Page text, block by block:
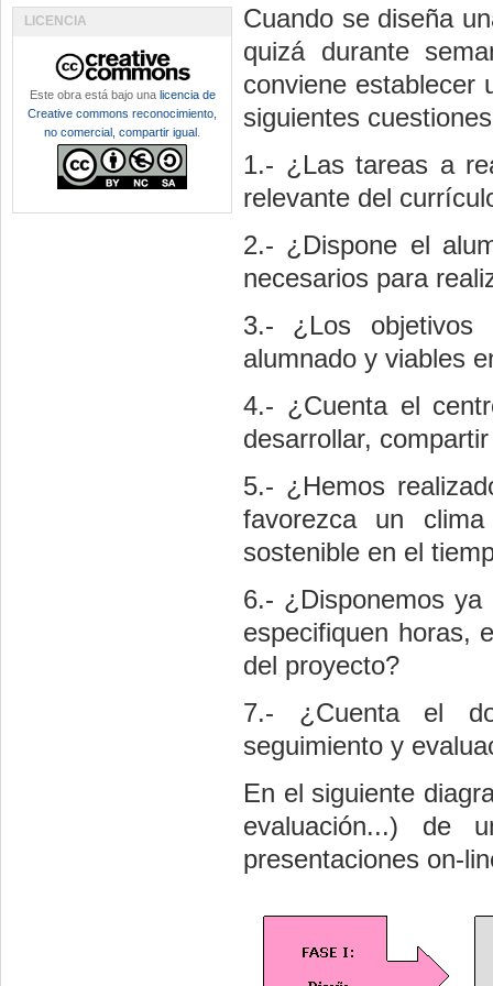
Cuando se diseña
quizá durante
conviene establecer
siguientes
1.- ¿Las tareas a
relevante del
2.- ¿Dispone el
necesarios para
3.- ¿Los objetivos
alumnado y viables
4.- ¿Cuenta el
desarrollar,
5.- ¿Hemos
favorezca un
sostenible en el
6.- ¿Disponemos
especifiquen horas,
del proyecto?
7.- ¿Cuenta el
seguimiento y
En el siguiente
evaluación...) de
presentaciones o­n-
LICENCIA
Este obra está bajo una licencia de
Creative commons reconocimiento,
no comercial, compartir igual